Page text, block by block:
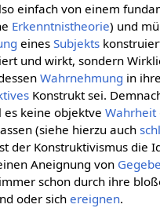
einfach von einem
Erkenntnistheorie) und
einesSubjekts
und wirkt, sondern
Wahrnehmung in
Konstrukt sei.
es keine objektveWahrheit
(siehe hierzu auch
der Konstruktivismus die
Aneignung von
schon durch ihre
oder sichereignen.